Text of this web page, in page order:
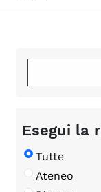
Esegui la
Tutte
Ateneo